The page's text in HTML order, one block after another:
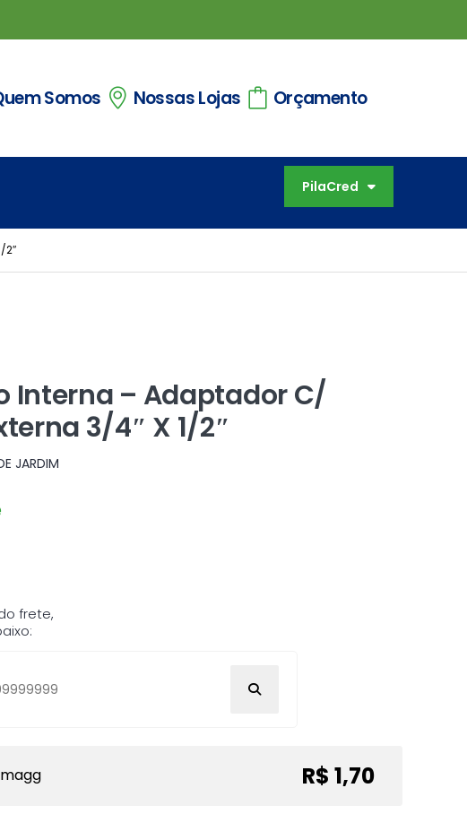
Somos Nossas Lojas Orçamento
PilaCred
2″
Interna – Adaptador C/
3/4″ X 1/2″
JARDIM
frete,
R$ 1,70